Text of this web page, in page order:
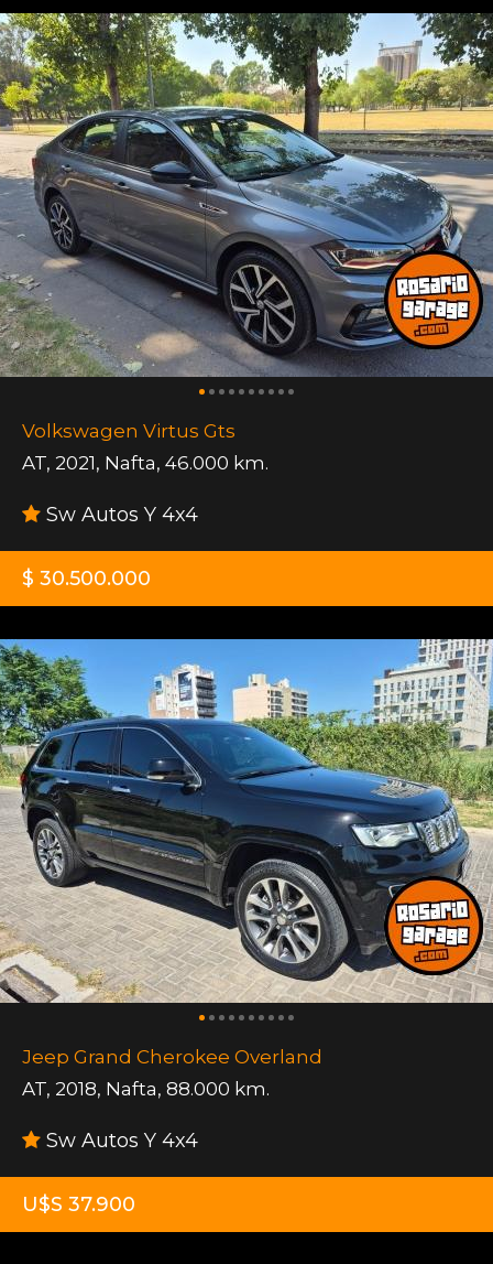
Volkswagen Virtus Gts
AT, 2021, Nafta, 46.000 km.
Sw Autos Y 4x4
$ 30.500.000
Jeep Grand Cherokee Overland
AT, 2018, Nafta, 88.000 km.
Sw Autos Y 4x4
U$S 37.900